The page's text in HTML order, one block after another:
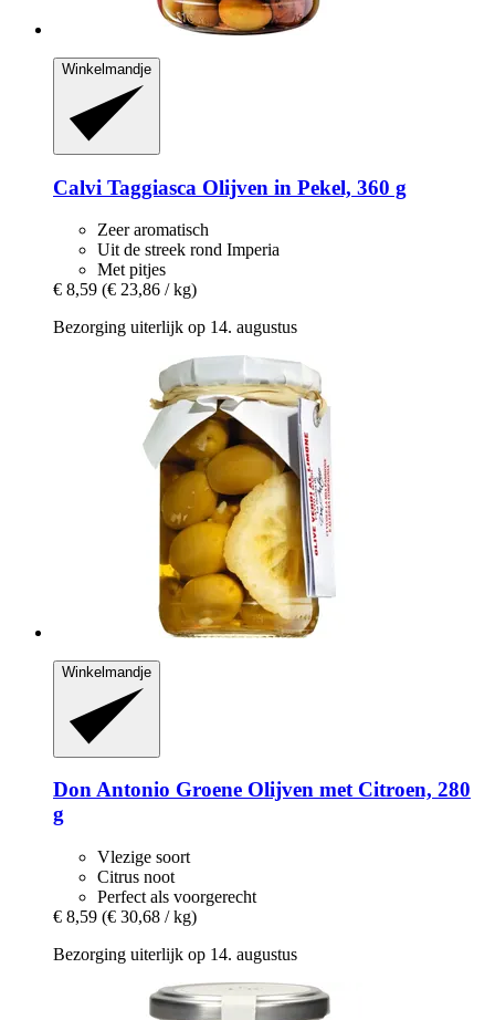
Winkelmandje
Calvi Taggiasca Olijven in Pekel, 360 g
Zeer aromatisch
Uit de streek rond Imperia
Met pitjes
€ 8,59 (€ 23,86 / kg)
Bezorging uiterlijk op 14. augustus
Winkelmandje
Don Antonio Groene Olijven met Citroen, 280
g
Vlezige soort
Citrus noot
Perfect als voorgerecht
€ 8,59 (€ 30,68 / kg)
Bezorging uiterlijk op 14. augustus